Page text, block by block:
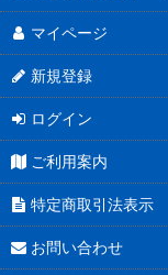
マイページ
新規登録
ログイン
ご利用案内
特定商取引法表示
お問い合わせ